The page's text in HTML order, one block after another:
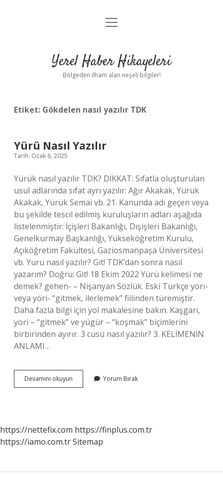
Anasayfa
Yasal Uyarı
menüyü
Yerel Haber Hikayeleri
Bölgeden ilham alan neşeli bilgiler!
Etiket: Gökdelen nasıl yazılır TDK
Yürü Nasıl Yazılır
Tarih: Ocak 6, 2025
Yürük nasıl yazılır TDK? DİKKAT: Sıfatla oluşturulan
usul adlarında sıfat ayrı yazılır: Ağır Akakak, Yürük
Akakak, Yürük Semai vb. 21. Kanunda adı geçen veya
bu şekilde tescil edilmiş kuruluşların adları aşağıda
listelenmiştir: İçişleri Bakanlığı, Dışişleri Bakanlığı,
Genelkurmay Başkanlığı, Yükseköğretim Kurulu,
Açıköğretim Fakültesi, Gaziosmanpaşa Üniversitesi
vb. Yuru nasıl yazılır? Git! TDK’dan sonra nasıl
yazarım? Doğru: Git! 18 Ekim 2022 Yürü kelimesi ne
demek? gehen- – Nişanyan Sözlük. Eski Türkçe yorı-
veya yöri- “gitmek, ilerlemek” fiilinden türemiştir.
Daha fazla bilgi için yol makalesine bakın. Kaşgari,
yori – “gitmek” ve yügür – “koşmak” biçimlerini
birbirinden ayırır. 3 cüsü nasıl yazılır? 3. KELİMENİN
ANLAMI…
Devamını okuyun
Nasıl
Yorum Bırak
https://nettefix.com https://finplus.com.tr
https://iamo.com.trSitemap